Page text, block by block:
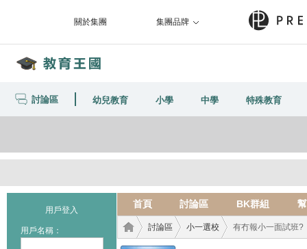
關於集團 集團品牌
討論區 幼兒教育 小學 中學 特殊教育
用戶登入
用戶名稱：
首頁 討論區 BK群組
討論區 小一選校 有冇報小一面試班?